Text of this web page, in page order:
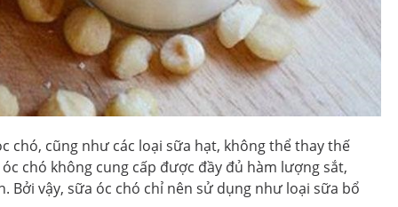
chó, cũng như các loại sữa hạt, không thể thay thế
chó không cung cấp được đầy đủ hàm lượng sắt,
Bởi vậy, sữa óc chó chỉ nên sử dụng như loại sữa bổ